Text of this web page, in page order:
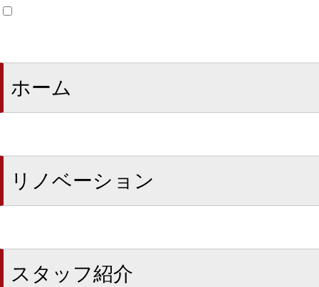
ホーム
リノベーション
スタッフ紹介